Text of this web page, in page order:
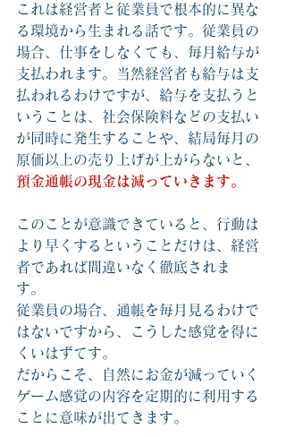
これは経営者と従業員で根本的に異な
る環境から生まれる話です。従業員の
場合、仕事をしなくても、毎月給与が
支払われます。当然経営者も給与は支
払われるわけですが、給与を支払うと
いうことは、社会保険料などの支払い
が同時に発生することや、結局毎月の
原価以上の売り上げが上がらないと、
預金通帳の現金は減っていきます。
このことが意識できていると、行動は
より早くするということだけは、経営
者であれば間違いなく徹底されま
す。
従業員の場合、通帳を毎月見るわけで
はないですから、こうした感覚を得に
くいはずてす。
だからこそ、自然にお金が減っていく
ゲーム感覚の内容を定期的に利用する
ことに意味が出てきます。